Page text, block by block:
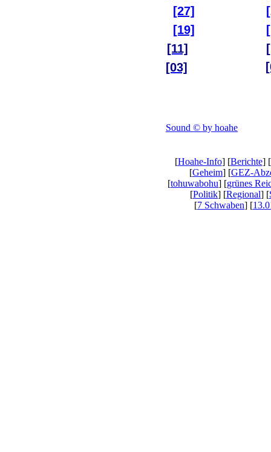
[27]
[19]
[11]
[03]
Sound © by hoahe
[Hoahe-Info] [Berichte] [
[Geheim] [GEZ-
[tohuwabohu] [grünes
[Politik] [Regional] [
[7 Schwaben] [